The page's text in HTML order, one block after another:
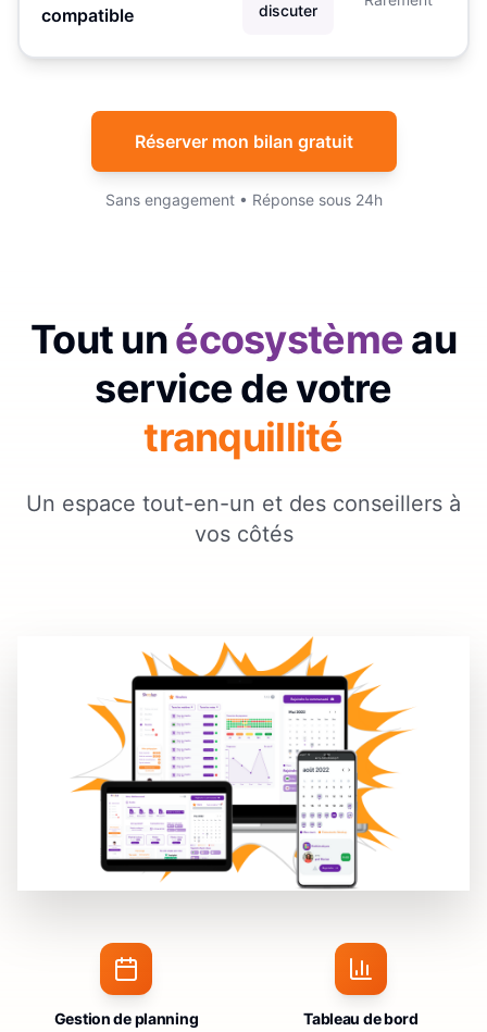
compatible
discuter
Réserver mon bilan gratuit
Sans engagement • Réponse sous 24h
Tout unécosystèmeau
service de votre
tranquillité
Un espace tout-en-un et des conseillers à
vos côtés
Gestion de planning Tableau de bord